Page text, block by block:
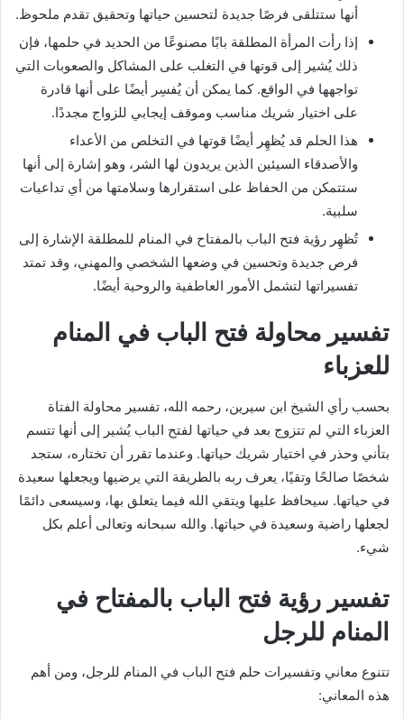
أنها ستتلقى فرصًا جديدة لتحسين حياتها وتحقيق تقدم ملحوظ.
إذا رأت المرأة المطلقة بابًا مصنوعًا من الحديد في حلمها، فإن
ذلك يُشير إلى قوتها في التغلب على المشاكل والصعوبات التي
تواجهها في الواقع. كما يمكن أن يُفسِر أيضًا على أنها قادرة
على اختيار شريك مناسب وموقف إيجابي للزواج مجددًا.
هذا الحلم قد يُظهِر أيضًا قوتها في التخلص من الأعداء
والأصدقاء السيئين الذين يريدون لها الشر، وهو إشارة إلى أنها
ستتمكن من الحفاظ على استقرارها وسلامتها من أي تداعيات
سلبية.
تُظهِر رؤية فتح الباب بالمفتاح في المنام للمطلقة الإشارة إلى
فرص جديدة وتحسين في وضعها الشخصي والمهني، وقد تمتد
تفسيراتها لتشمل الأمور العاطفية والروحية أيضًا.
تفسير محاولة فتح الباب في المنام
للعزباء
بحسب رأي الشيخ ابن سيرين، رحمه الله، تفسير محاولة الفتاة
العزباء التي لم تتزوج بعد في حياتها لفتح الباب يُشير إلى أنها تتسم
بتأني وحذر في اختيار شريك حياتها. وعندما تقرر أن تختاره، ستجد
شخصًا صالحًا وتقيًا، يعرف ربه بالطريقة التي يرضيها ويجعلها سعيدة
في حياتها. سيحافظ عليها ويتقي الله فيما يتعلق بها، وسيسعى دائمًا
لجعلها راضية وسعيدة في حياتها. والله سبحانه وتعالى أعلم بكل
شيء.
تفسير رؤية فتح الباب بالمفتاح في
المنام للرجل
تتنوع معاني وتفسيرات حلم فتح الباب في المنام للرجل، ومن أهم
هذه المعاني: